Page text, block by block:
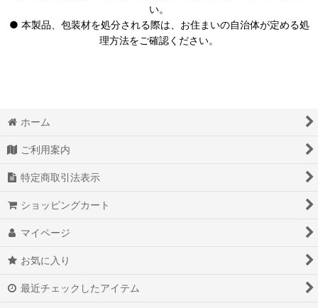
い。
● 本製品、包装材を処分される際は、お住まいの自治体が定める処
理方法をご確認ください。
ホーム
ご利用案内
特定商取引法表示
ショッピングカート
マイページ
お気に入り
最近チェックしたアイテム